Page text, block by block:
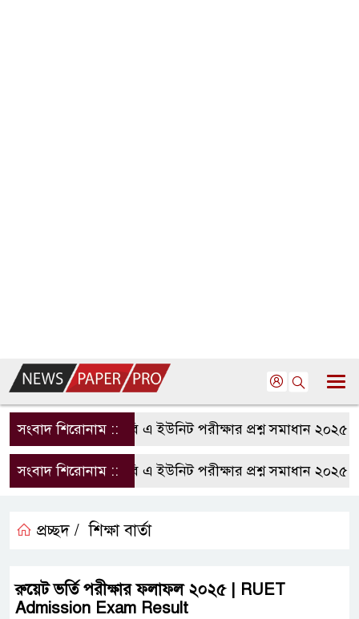
সংবাদ শিরোনাম ::রাবি এ ইউনিট পরীক্ষার প্রশ্ন সমাধান ২০২৫ |
সংবাদ শিরোনাম ::রাবি এ ইউনিট পরীক্ষার প্রশ্ন সমাধান ২০২৫ |
প্রচ্ছদ / শিক্ষা বার্তা
রুয়েট ভর্তি পরীক্ষার ফলাফল ২০২৫ | RUET
Admission Exam Result